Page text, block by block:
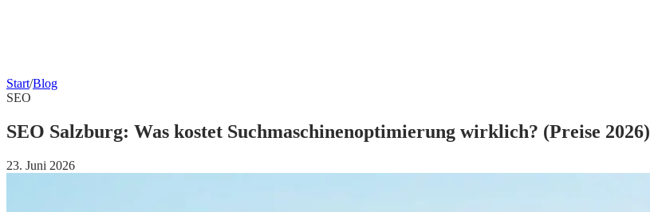
Start/Blog
SEO
SEO Salzburg: Was kostet Suchmaschinenoptimierung wirklich? (Preise 2026)
23. Juni 2026